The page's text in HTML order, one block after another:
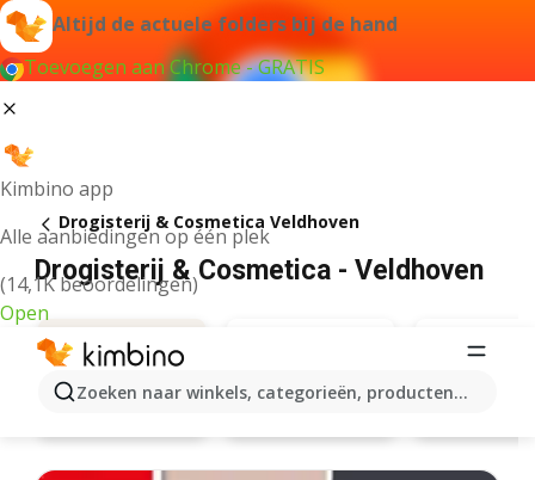
Altijd de actuele folders bij de hand
Toevoegen aan Chrome - GRATIS
Kimbino app
Alle aanbiedingen op één plek
(14,1K beoordelingen)
Open
Zoeken naar winkels, categorieën, producten...
Drogisterij & Cosmetica Veldhoven
Drogisterij & Cosmetica - Veldhoven
Kruidvat